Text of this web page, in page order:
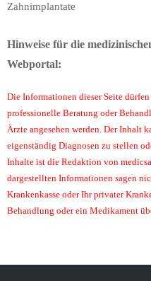
Zahnimplantate
Hinweise für die
Webportal:
Die Informationen dieser Seite
professionelle Beratung oder
Ärzte angesehen werden. Der Inhalt
eigenständig Diagnosen zu stellen
Inhalte ist die Redaktion von
dargestellten Informationen sagen
Krankenkasse oder Ihr privater
Behandlung oder ein Medikament